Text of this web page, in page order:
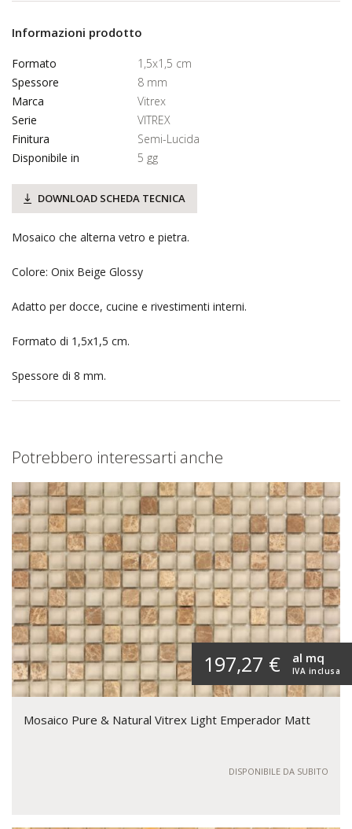
Informazioni prodotto
Formato
1,5x1,5 cm
Spessore
8 mm
Marca
Vitrex
Serie
VITREX
Finitura
Semi-Lucida
Disponibile in
5 gg
DOWNLOAD SCHEDA TECNICA
Mosaico che alterna vetro e pietra.
Colore: Onix Beige Glossy
Adatto per docce, cucine e rivestimenti interni.
Formato di 1,5x1,5 cm.
Spessore di 8 mm.
Potrebbero interessarti anche
197,27 € IVA inclusa
al mq
Mosaico Pure & Natural Vitrex Light Emperador Matt
DISPONIBILE DA SUBITO